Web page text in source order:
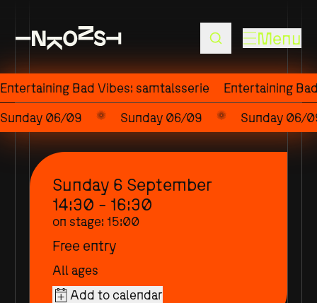
Menu
Entertaining Bad Vibes: samtalsserie
Entertaining
Sunday 06/09
Sunday 06/09 Sunday 06/
Sunday 6 September
14:30 - 16:30
on stage: 15:00
Free entry
All ages
Add to calendar